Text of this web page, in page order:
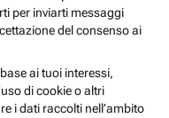
per inviarti messaggi
del consenso ai
ai tuoi interessi,
di cookie o altri
i dati raccolti nell’ambito